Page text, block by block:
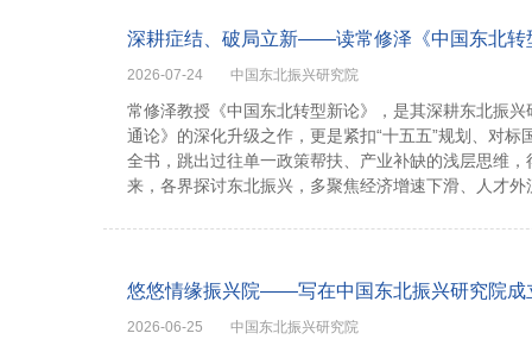
深耕症结、破局立新——读常修泽《中国东北转
2026-07-24 中国东北振兴研究院
常修泽教授《中国东北转型新论》，是其深耕东北振
通论》的深化升级之作，更是紧扣“十五五”规划、对
全书，跳出过往单一政策帮扶、产业补缺的浅层思维
来，各界探讨东北振兴，多聚焦经济增速下滑、人才
悠悠情缘振兴院——写在中国东北振兴研究院成
2026-06-25 中国东北振兴研究院